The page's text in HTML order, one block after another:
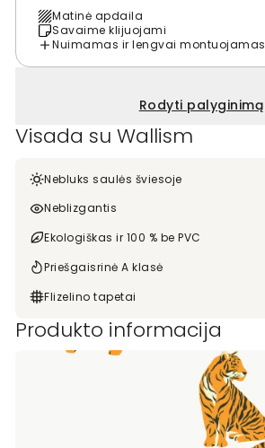
Matinė apdaila
Savaime klijuojami
Nuimamas ir lengvai montuojamas
Rodyti palyginimą
Visada su Wallism
Nebluks saulės šviesoje
Neblizgantis
Ekologiškas ir 100 % be PVC
Priešgaisrinė A klasė
Flizelino tapetai
Produkto informacija